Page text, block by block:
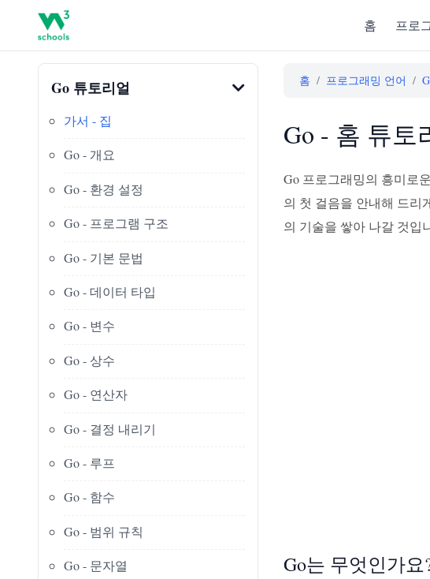
홈 프로
Go 튜토리얼
가서 - 집
Go - 개요
Go - 환경 설정
Go - 프로그램 구조
Go - 기본 문법
Go - 데이터 타입
Go - 변수
Go - 상수
Go - 연산자
Go - 결정 내리기
Go - 루프
Go - 함수
Go - 범위 규칙
Go - 문자열
홈 / 프로그래밍 언어 /
Go - 홈 튜토
Go 프로그래밍의 흥미로
의 첫 걸음을 안내해 드리
의 기술을 쌓아 나갈 것입
Go는 무엇인가요